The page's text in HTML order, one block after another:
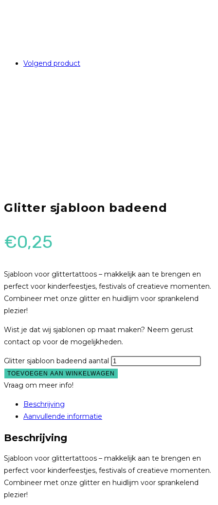
Volgend product
Glitter sjabloon badeend
€0,25
Sjabloon voor glittertattoos – makkelijk aan te brengen en
perfect voor kinderfeestjes, festivals of creatieve momenten.
Combineer met onze glitter en huidlijm voor sprankelend
plezier!
Wist je dat wij sjablonen op maat maken? Neem gerust
contact op voor de mogelijkheden.
Glitter sjabloon badeend aantal
TOEVOEGEN AAN WINKELWAGEN
Vraag om meer info!
Beschrijving
Aanvullende informatie
Beschrijving
Sjabloon voor glittertattoos – makkelijk aan te brengen en
perfect voor kinderfeestjes, festivals of creatieve momenten.
Combineer met onze glitter en huidlijm voor sprankelend
plezier!